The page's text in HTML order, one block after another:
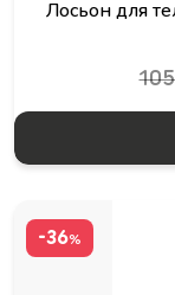
Лосьон для
-36%